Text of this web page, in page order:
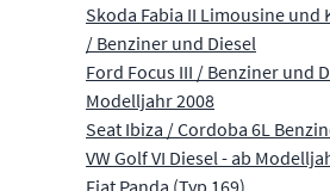
Skoda Fabia II Limousine
/ Benziner und Diesel
Ford Focus III / Benziner und
Modelljahr 2008
Seat Ibiza / Cordoba 6L
VW Golf VI Diesel - ab